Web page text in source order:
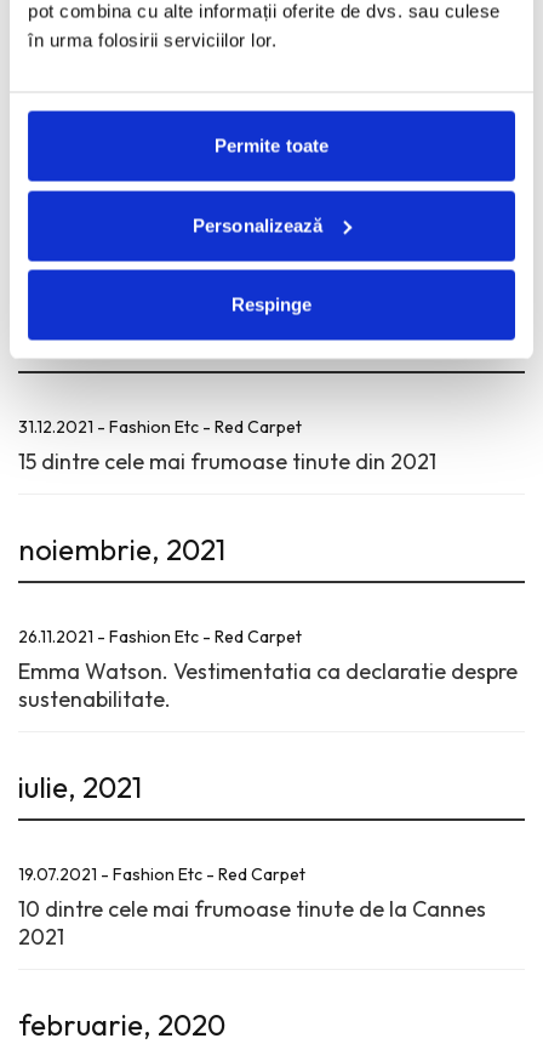
pot combina cu alte informații oferite de dvs. sau culese
în urma folosirii serviciilor lor.
Permite toate
Personalizează
Respinge
03.05.2022 - Fashion Etc - Red Carpet
Met Gala 2022. Gilded glamour & white-tie.
28.03.2022 - Fashion Etc - Red Carpet
10 tinute preferate de la Premiile Oscar 2022
decembrie, 2021
31.12.2021 - Fashion Etc - Red Carpet
15 dintre cele mai frumoase tinute din 2021
noiembrie, 2021
26.11.2021 - Fashion Etc - Red Carpet
Emma Watson. Vestimentatia ca declaratie despre
sustenabilitate.
iulie, 2021
19.07.2021 - Fashion Etc - Red Carpet
10 dintre cele mai frumoase tinute de la Cannes
2021
februarie, 2020